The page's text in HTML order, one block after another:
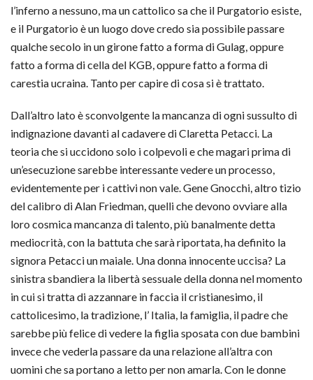
l’inferno a nessuno, ma un cattolico sa che il Purgatorio esiste,
e il Purgatorio è un luogo dove credo sia possibile passare
qualche secolo in un girone fatto a forma di Gulag, oppure
fatto a forma di cella del KGB, oppure fatto a forma di
carestia ucraina. Tanto per capire di cosa si è trattato.
Dall’altro lato è sconvolgente la mancanza di ogni sussulto di
indignazione davanti al cadavere di Claretta Petacci. La
teoria che si uccidono solo i colpevoli e che magari prima di
un’esecuzione sarebbe interessante vedere un processo,
evidentemente per i cattivi non vale. Gene Gnocchi, altro tizio
del calibro di Alan Friedman, quelli che devono ovviare alla
loro cosmica mancanza di talento, più banalmente detta
mediocrità, con la battuta che sarà riportata, ha definito la
signora Petacci un maiale. Una donna innocente uccisa? La
sinistra sbandiera la libertà sessuale della donna nel momento
in cui si tratta di azzannare in faccia il cristianesimo, il
cattolicesimo, la tradizione, l’ Italia, la famiglia, il padre che
sarebbe più felice di vedere la figlia sposata con due bambini
invece che vederla passare da una relazione all’altra con
uomini che sa portano a letto per non amarla. Con le donne